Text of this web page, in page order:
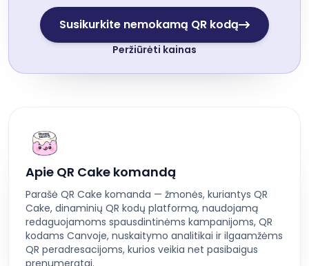
Susikurkite nemokamą QR kodą
Peržiūrėti kainas
Apie QR Cake komandą
Parašė QR Cake komanda — žmonės, kuriantys QR
Cake, dinaminių QR kodų platformą, naudojamą
redaguojamoms spausdintinėms kampanijoms, QR
kodams Canvoje, nuskaitymo analitikai ir ilgaamžėms
QR peradresacijoms, kurios veikia net pasibaigus
prenumeratai.